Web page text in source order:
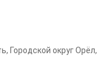
, Городской округ Орёл,